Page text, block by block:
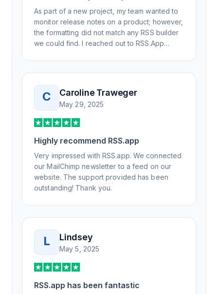
As part of a new project, my team wanted to
monitor release notes on a product; however,
the formatting did not match any RSS builder
we could find. I reached out to RSS.App
day, but I spoke to someone who was
knowledgeable, kind, and clearly wanted to
understand the issue. It has been a few
weeks, but after many revisions and direct
support, all of my release notes are in a way
that my users understand and find value in.
Honestly, it has been an exceptional
know to RSS.app for their RSS needs.
C Caroline Traweger
May 29, 2025
Highly recommend RSS.app
Very impressed with RSS.app. We connected
our MailChimp newsletter to a feed on our
website. The support provided has been
outstanding! Thank you.
L Lindsey
May 5, 2025
RSS.app has been fantastic